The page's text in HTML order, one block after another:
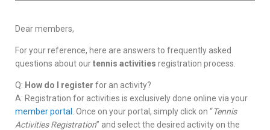
Dear members,
For your reference, here are answers to frequently asked
questions about ourtennis activities registration process.
Q: How do I register for an activity?
A: Registration for activities is exclusively done online via your
member portal
. Once on your portal, simply click on “Tennis
Activities Registration” and select the desired activity on the